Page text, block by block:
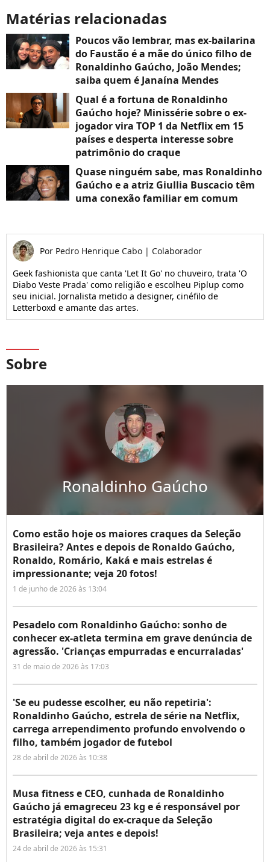
Matérias relacionadas
Poucos vão lembrar, mas ex-bailarina
do Faustão é a mãe do único filho de
Ronaldinho Gaúcho, João Mendes;
saiba quem é Janaína Mendes
Qual é a fortuna de Ronaldinho
Gaúcho hoje? Minissérie sobre o ex-
jogador vira TOP 1 da Netflix em 15
países e desperta interesse sobre
patrimônio do craque
Quase ninguém sabe, mas Ronaldinho
Gaúcho e a atriz Giullia Buscacio têm
uma conexão familiar em comum
Por Pedro Henrique Cabo | Colaborador
Geek fashionista que canta 'Let It Go' no chuveiro, trata 'O
Diabo Veste Prada' como religião e escolheu Piplup como
seu inicial. Jornalista metido a designer, cinéfilo de
Letterboxd e amante das artes.
Sobre
Ronaldinho Gaúcho
Como estão hoje os maiores craques da Seleção
Brasileira? Antes e depois de Ronaldo Gaúcho,
Ronaldo, Romário, Kaká e mais estrelas é
impressionante; veja 20 fotos!
1 de junho de 2026 às 13:04
Pesadelo com Ronaldinho Gaúcho: sonho de
conhecer ex-atleta termina em grave denúncia de
agressão. 'Crianças empurradas e encurraladas'
31 de maio de 2026 às 17:03
'Se eu pudesse escolher, eu não repetiria':
Ronaldinho Gaúcho, estrela de série na Netflix,
carrega arrependimento profundo envolvendo o
filho, também jogador de futebol
28 de abril de 2026 às 10:38
Musa fitness e CEO, cunhada de Ronaldinho
Gaúcho já emagreceu 23 kg e é responsável por
estratégia digital do ex-craque da Seleção
Brasileira; veja antes e depois!
24 de abril de 2026 às 15:31